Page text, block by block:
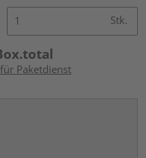
Stk.
Paketdienst